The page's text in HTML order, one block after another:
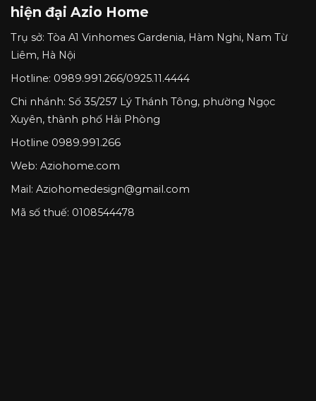
hiện đại Azio Home
Trụ sở: Tòa A1 Vinhomes Gardenia, Hàm Nghi, Nam Từ
Liêm, Hà Nội
Hotline: 0989.991.266/0925.11.4444
Chi nhánh: Số 35/257 Lý Thánh Tông, phường Ngọc
Xuyên, thành phố Hải Phòng
Hotline 0989.991.266
Web: Aziohome.com
Mail: Aziohomedesign@gmail.com
Mã số thuế: 0108544478